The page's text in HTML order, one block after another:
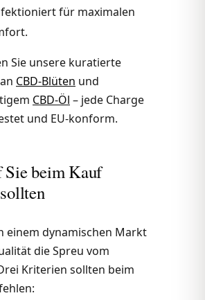
für maximalen
Sie unsere kuratierte
CBD-Blüten und
CBD-Öl – jede Charge
und EU-konform.
Sie beim Kauf
einem dynamischen Markt
die Spreu vom
Kriterien sollten beim